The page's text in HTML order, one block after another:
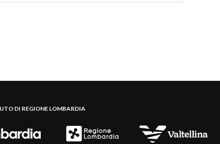
DI REGIONE LOMBARDIA